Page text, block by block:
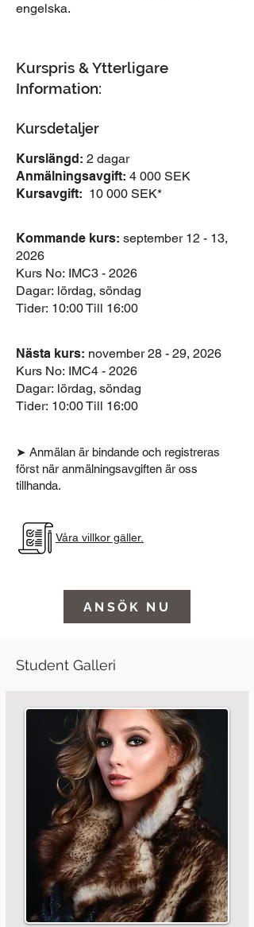
engelska.
Kurspris & Ytterligare
Information:
Kursdetaljer
Kurslängd: 2 dagar
Anmälningsavgift: 4 000 SEK
Kursavgift: 10 000 SEK*
Kommande kurs: september 12 - 13,
2026
Kurs No: IMC3 - 2026
Dagar: lördag, söndag
Tider: 10:00 Till 16:00
Nästa kurs: november 28 - 29, 2026
Kurs No: IMC4 - 2026
Dagar: lördag, söndag
Tider: 10:00 Till 16:00
➤ Anmälan är bindande och registreras
först när anmälningsavgiften är oss
tillhanda.
Våra villkor gäller.
ANSÖK NU
Student Galleri